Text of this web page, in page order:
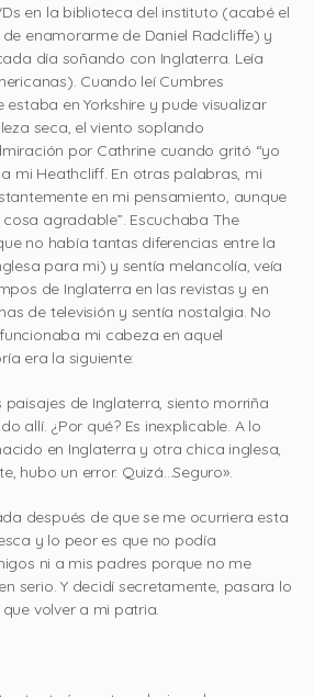
en la biblioteca del instituto (acabé el
enamorarme de Daniel Radcliffe) y
día soñando con Inglaterra. Leía
Cuando leí Cumbres
estaba en Yorkshire y pude visualizar
seca, el viento soplando
por Cathrine cuando gritó “yo
mi Heathcliff. En otras palabras, mi
en mi pensamiento, aunque
agradable”. Escuchaba The
no había tantas diferencias entre la
para mi) y sentía melancolía, veía
de Inglaterra en las revistas y en
de televisión y sentía nostalgia. No
mi cabeza en aquel
era la siguiente:
paisajes de Inglaterra, siento morriña
allí. ¿Por qué? Es inexplicable. A lo
en Inglaterra y otra chica inglesa,
hubo un error. Quizá…Seguro».
después de que se me ocurriera esta
y lo peor es que no podía
ni a mis padres porque no me
serio. Y decidí secretamente, pasara lo
volver a mi patria.